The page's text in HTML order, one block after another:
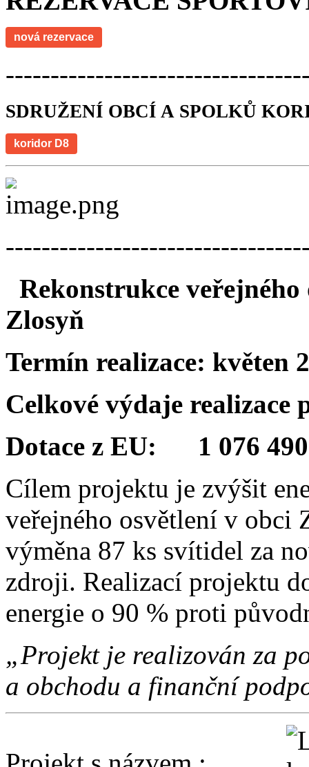
nová rezervace
SDRUŽENÍ OBCÍ A SPOLKŮ
koridor D8
Rekonstrukce veřejného
Zlosyň
Termín realizace: květen
Celkové výdaje
Dotace z EU: 1 076
Cílem projektu je zvýšit
veřejného osvětlení v obci
výměna 87 ks svítidel za
zdroji. Realizací projektu
energie o 90 % proti
„Projekt je realizován
a obchodu a finanční